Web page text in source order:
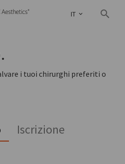
IT
i tuoi chirurghi preferiti o
Iscrizione